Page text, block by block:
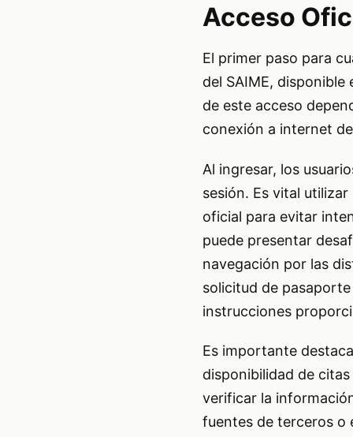
Acceso
El primer paso para
del SAIME, disponible
de este acceso
conexión a internet
Al ingresar, los
sesión. Es vital
oficial para evitar
puede presentar
navegación por las
solicitud de
instrucciones
Es importante
disponibilidad de
verificar la
fuentes de terceros o